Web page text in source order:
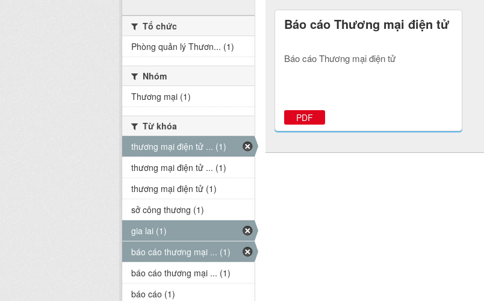
Báo cáo Thương mại điện tử
Báo cáo Thương mại điện tử
PDF
Tổ chức
Phòng quản lý Thươn... (1)
Nhóm
Thương mại (1)
Từ khóa
thương mại điện tử ... (1)
thương mại điện tử ... (1)
thương mại điện tử (1)
sở công thương (1)
gia lai (1)
báo cáo thương mại ... (1)
báo cáo thương mại ... (1)
báo cáo (1)